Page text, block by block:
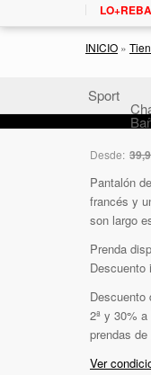
INICIO »
Sport
Desde:
Pantalón
francés y
son largo
Prenda
Descuento
Descuento
2ª y 30%
prendas
Ver